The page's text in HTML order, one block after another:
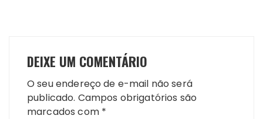
DEIXE UM COMENTÁRIO
O seu endereço de e-mail não será
publicado. Campos obrigatórios são
marcados com *